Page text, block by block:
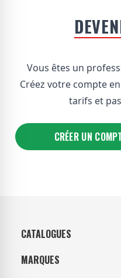
Vous êtes un
Créez votre compte
tarifs et
CRÉER UN
CATALOGUES
MARQUES